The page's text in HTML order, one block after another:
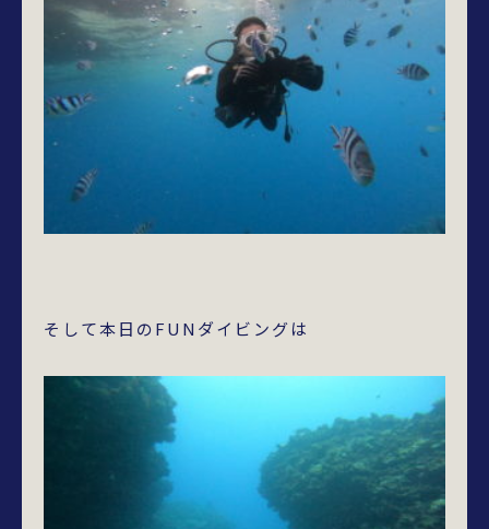
そして本日のFUNダイビングは